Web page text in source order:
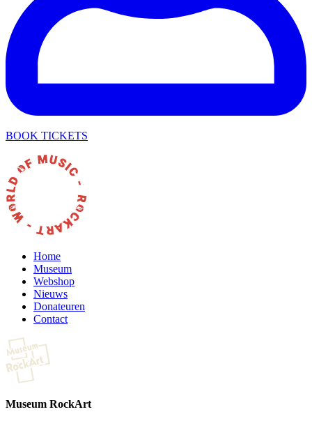
BOOK TICKETS
Home
Museum
Webshop
Nieuws
Donateuren
Contact
Museum RockArt